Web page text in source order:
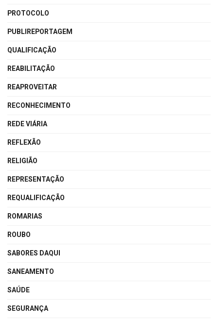
PROTOCOLO
PUBLIREPORTAGEM
QUALIFICAÇÃO
REABILITAÇÃO
REAPROVEITAR
RECONHECIMENTO
REDE VIÁRIA
REFLEXÃO
RELIGIÃO
REPRESENTAÇÃO
REQUALIFICAÇÃO
ROMARIAS
ROUBO
SABORES DAQUI
SANEAMENTO
SAÚDE
SEGURANÇA